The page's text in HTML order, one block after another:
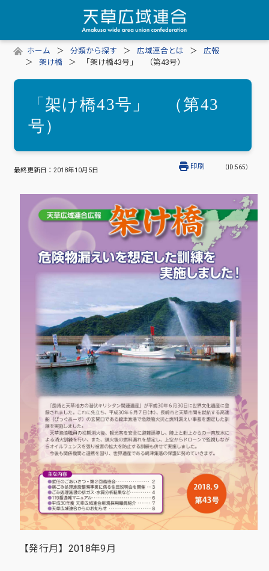
ホーム 分類から探す 広域連合とは
広報
架け橋
「架け橋43号」 （第43号）
「架け橋43号」 （第43
号）
最終更新日： 2018年10月5日 （ID:565）
印刷
【発行月】2018年9月